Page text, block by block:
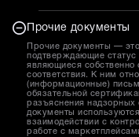
Прочие документы
Прочие документы —
подтверждающие статус
являющиеся собственно
соответствия. К ним
(информационные)
обязательной
разъяснения надзорных
документы
взаимодействии с
работе с